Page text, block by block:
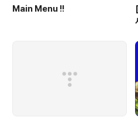
Main Menu !!